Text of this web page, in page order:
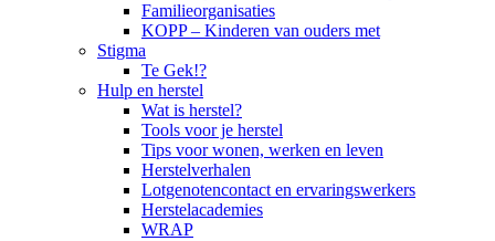
Familieorganisaties
KOPP – Kinderen van ouders met
Stigma
Te Gek!?
Hulp en herstel
Wat is herstel?
Tools voor je herstel
Tips voor wonen, werken en leven
Herstelverhalen
Lotgenotencontact en ervaringswerkers
Herstelacademies
WRAP